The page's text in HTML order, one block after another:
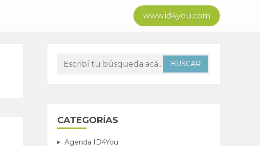
www.id4you.com
CATEGORÍAS
Agenda ID4You